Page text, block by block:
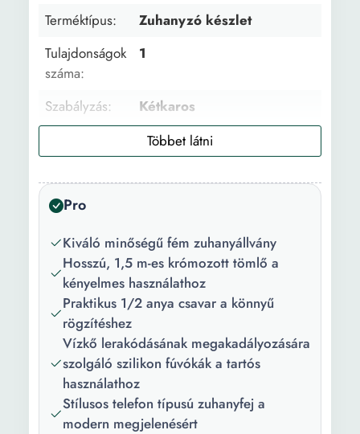
Terméktípus:
Zuhanyzó készlet
Tulajdonságok
száma:
1
Szabályzás:
Kétkaros
Fém
Szín:
Csomag
tartalma:
1 x Tartó 1 x Zuhanycső 1 x
Zuhanyfej
Hosszúság:
22.5 cm
Szélesség:
Tömlőhossz:
150 cm
Pro
Kiváló minőségű fém zuhanyállvány
Hosszú, 1,5 m-es krómozott tömlő a
kényelmes használathoz
Praktikus 1/2 anya csavar a könnyű
rögzítéshez
Vízkő lerakódásának megakadályozására
szolgáló szilikon fúvókák a tartós
használathoz
Stílusos telefon típusú zuhanyfej a
modern megjelenésért